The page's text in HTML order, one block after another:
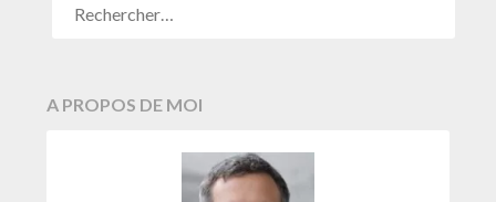
A PROPOS DE MOI